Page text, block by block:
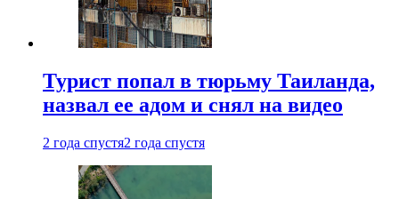
Турист попал в тюрьму Таиланда,
назвал ее адом и снял на видео
2 года спустя2 года спустя